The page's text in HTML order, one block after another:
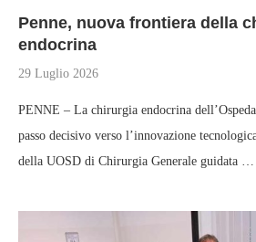
Penne, nuova frontiera della
endocrina
29 Luglio 2026
PENNE – La chirurgia endocrina
passo decisivo verso l’innovazione
della UOSD di Chirurgia Generale guidata …